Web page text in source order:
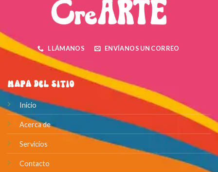
LLÁMANOS ENVÍANOS UN CORREO
Mapa del Sitio
Inicio
Acerca de
Servicios
Contacto